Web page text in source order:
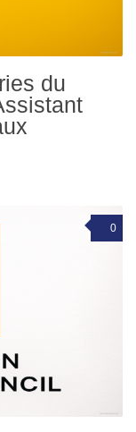
du
0